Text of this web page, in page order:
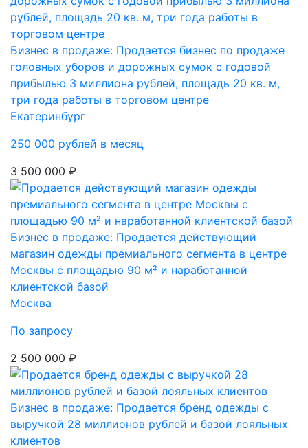
Бизнес в продаже: Продается бизнес по продаже
головных уборов и дорожных сумок с годовой
прибылью 3 миллиона рублей, площадь 20 кв. м,
три года работы в торговом центре
Екатеринбург
250 000 рублей в месяц
3 500 000 ₽
Бизнес в продаже: Продается действующий
магазин одежды премиального сегмента в центре
Москвы с площадью 90 м² и наработанной
клиентской базой
Москва
По запросу
2 500 000 ₽
Бизнес в продаже: Продается бренд одежды с
выручкой 28 миллионов рублей и базой лояльных
клиентов